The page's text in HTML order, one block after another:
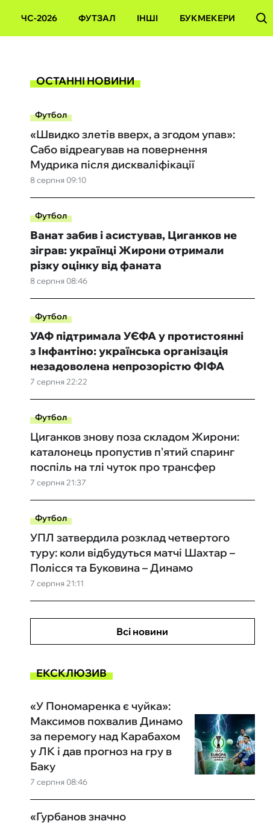
ЧС-2026 ФУТЗАЛ ІНШІ БУКМЕКЕРИ
ОСТАННІ НОВИНИ
Футбол
8 серпня 09:10
«Швидко злетів вверх, а згодом упав»:
Сабо відреагував на повернення
Мудрика після дискваліфікації
Футбол
8 серпня 08:46
Ванат забив і асистував, Циганков не
зіграв: українці Жирони отримали
різку оцінку від фаната
Футбол
7 серпня 22:22
УАФ підтримала УЄФА у протистоянні
з Інфантіно: українська організація
незадоволена непрозорістю ФІФА
Футбол
7 серпня 21:37
Циганков знову поза складом Жирони:
каталонець пропустив п'ятий спаринг
поспіль на тлі чуток про трансфер
Футбол
7 серпня 21:11
УПЛ затвердила розклад четвертого
туру: коли відбудуться матчі Шахтар –
Полісся та Буковина – Динамо
Всі новини
ЕКСКЛЮЗИВ
7 серпня 08:46
«У Пономаренка є чуйка»:
Максимов похвалив Динамо
за перемогу над Карабахом
у ЛК і дав прогноз на гру в
Баку
«Гурбанов значно